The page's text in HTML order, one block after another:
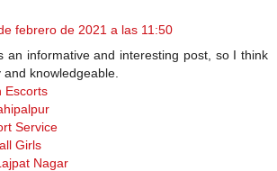
febrero de 2021 a las 11:50
an informative and interesting post, so I think
knowledgeable.
Escorts
Service
Girls
Nagar